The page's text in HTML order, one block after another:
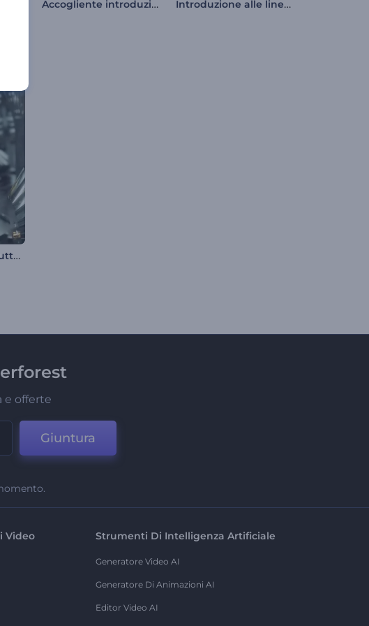
Accogliente introduzione di Capodanno Introduzione alle linee di filatura pulite
Apertura della struttura del meccanismo
e offerte
Giuntura
Video Strumenti Di Intelligenza Artificiale
Generatore Video AI
Generatore Di Animazioni AI
Editor Video AI